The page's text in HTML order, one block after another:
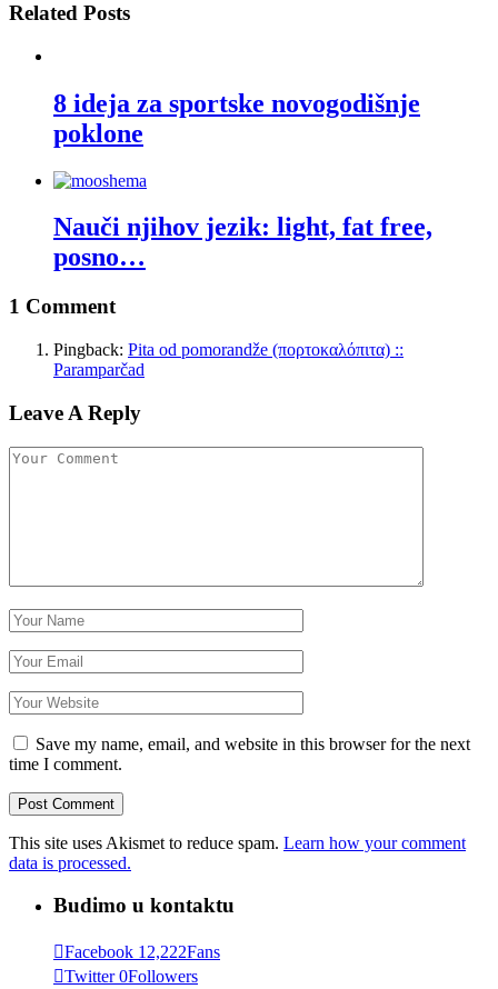
Related Posts
8 ideja za sportske novogodišnje
poklone
Nauči njihov jezik: light, fat free,
posno…
1 Comment
Pingback: Pita od pomorandže (πορτοκαλόπιτα) ::
Paramparčad
Leave A Reply
Save my name, email, and website in this browser for the next
time I comment.
This site uses Akismet to reduce spam. Learn how your comment
data is processed.
Budimo u kontaktu
Facebook 12,222Fans
Twitter 0Followers